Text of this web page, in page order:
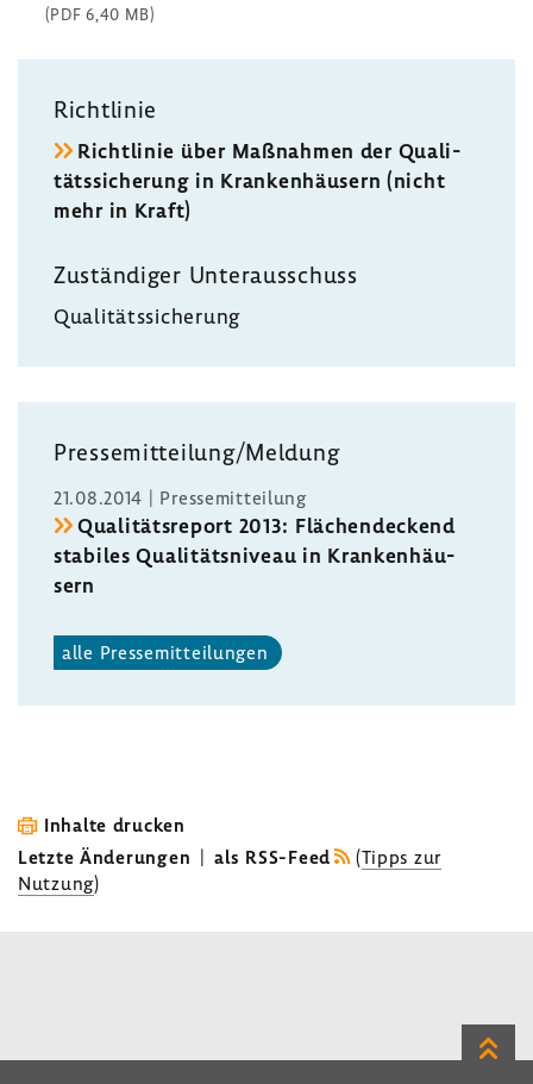
(PDF 6,40 MB)
Richt­linie
Richt­linie über Maßnahmen der Quali­
täts­si­che­rung in Kran­ken­häu­sern (nicht
mehr in Kraft)
Zustän­diger Unter­aus­schuss
Quali­täts­si­che­rung
Pres­se­mit­tei­lung/Meldung
21.08.2014 | Pres­se­mit­tei­lung
Quali­täts­re­port 2013: Flächen­de­ckend
stabiles Quali­täts­ni­veau in Kran­ken­häu­
sern
alle Pres­se­mit­tei­lungen
Inhalte drucken
Letzte Änderungen | als RSS-Feed (Tipps zur
Nutzung)
Zum